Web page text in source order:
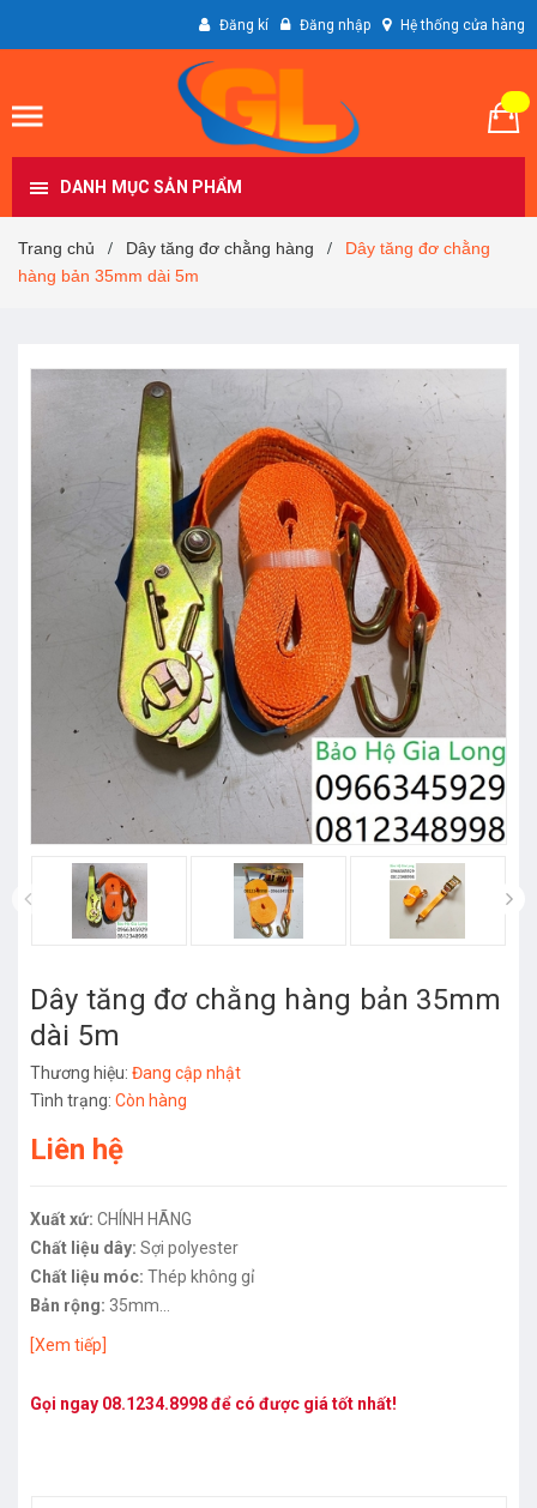
Đăng kí Đăng nhập Hệ thống cửa hàng
DANH MỤC SẢN PHẨM
Trang chủ / Dây tăng đơ chằng hàng /
Dây tăng đơ chằng
hàng bản 35mm dài 5m
Dây tăng đơ chằng hàng bản 35mm
dài 5m
Thương hiệu: Đang cập nhật
Tình trạng: Còn hàng
Liên hệ
Xuất xứ: CHÍNH HÃNG
Chất liệu dây: Sợi polyester
Chất liệu móc: Thép không gỉ
Bản rộng: 35mm
Chiều dài:
[Xem tiếp]
Gọi ngay 08.1234.8998để có được giá tốt nhất!